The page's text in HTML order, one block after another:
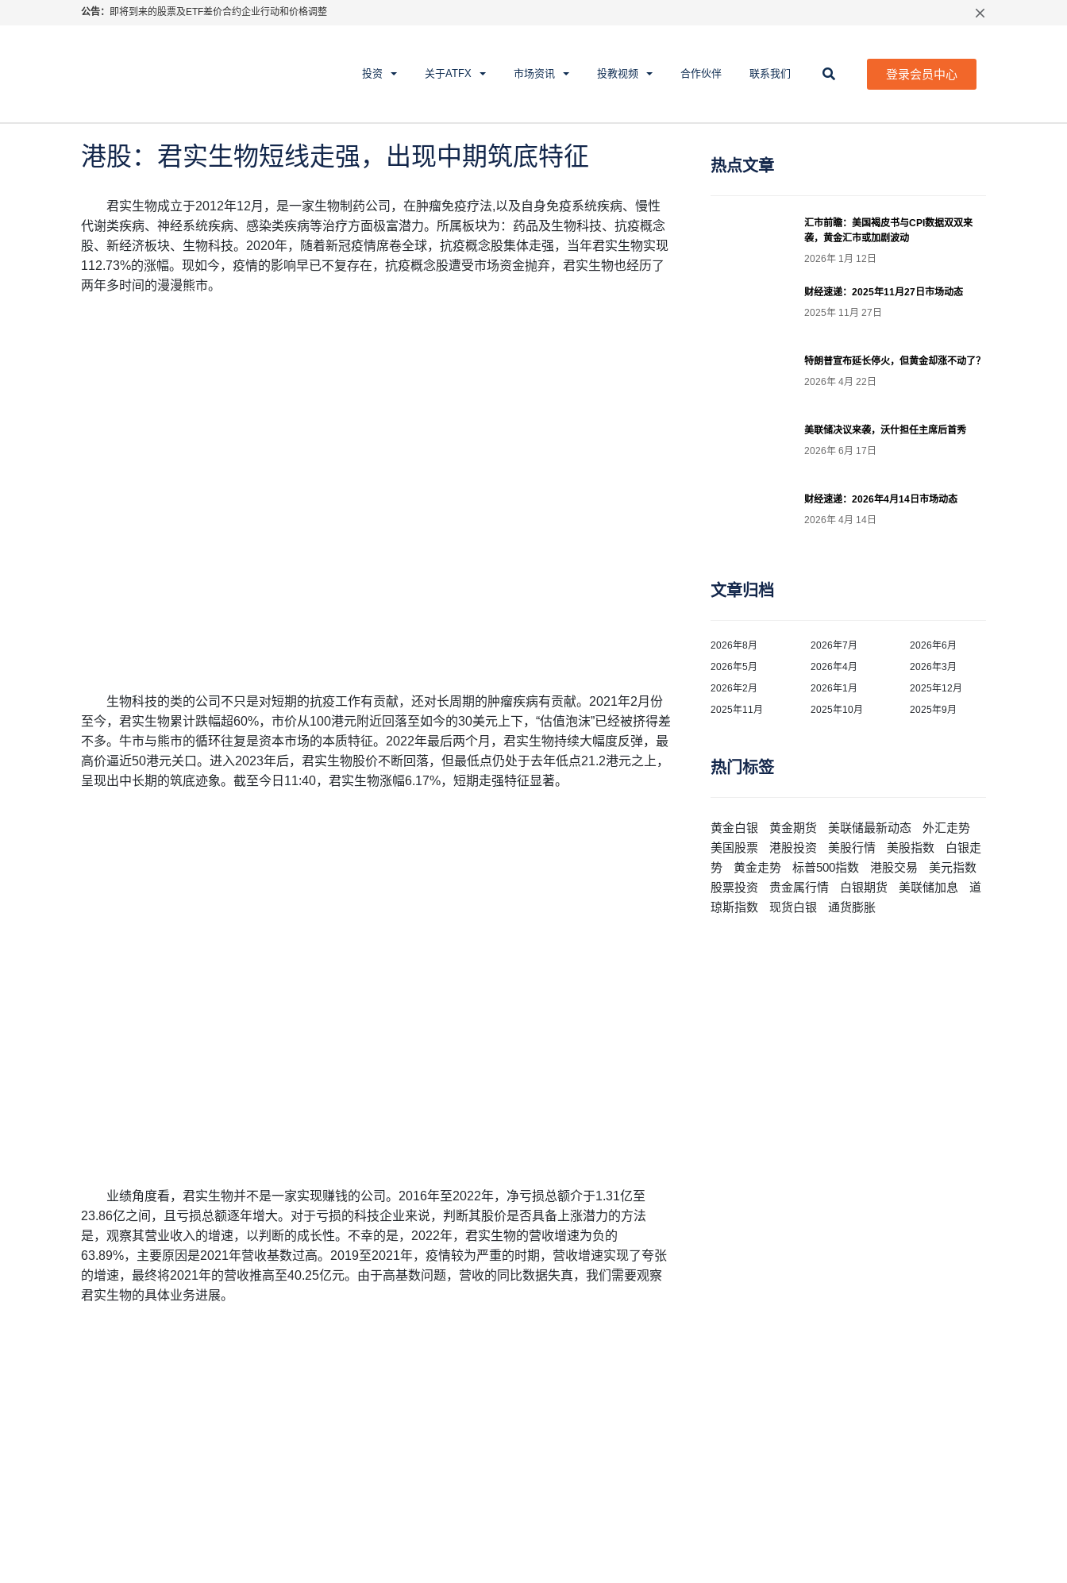
公告： 即将到来的股票及ETF差价合约企业行动和价格调整
投资 关于ATFX 市场资讯 投教视频 合作伙伴 联系我们 登录会员中心
港股：君实生物短线走强，出现中期筑底特征
君实生物成立于2012年12月，是一家生物制药公司，在肿瘤免疫疗法,以及自身免疫系统疾病、慢性
代谢类疾病、神经系统疾病、感染类疾病等治疗方面极富潜力。所属板块为：药品及生物科技、抗疫概念
股、新经济板块、生物科技。2020年，随着新冠疫情席卷全球，抗疫概念股集体走强，当年君实生物实现
112.73%的涨幅。现如今，疫情的影响早已不复存在，抗疫概念股遭受市场资金抛弃，君实生物也经历了
两年多时间的漫漫熊市。
生物科技的类的公司不只是对短期的抗疫工作有贡献，还对长周期的肿瘤疾病有贡献。2021年2月份
至今，君实生物累计跌幅超60%，市价从100港元附近回落至如今的30美元上下，“估值泡沫”已经被挤得差
不多。牛市与熊市的循环往复是资本市场的本质特征。2022年最后两个月，君实生物持续大幅度反弹，最
高价逼近50港元关口。进入2023年后，君实生物股价不断回落，但最低点仍处于去年低点21.2港元之上，
呈现出中长期的筑底迹象。截至今日11:40，君实生物涨幅6.17%，短期走强特征显著。
业绩角度看，君实生物并不是一家实现赚钱的公司。2016年至2022年，净亏损总额介于1.31亿至
23.86亿之间，且亏损总额逐年增大。对于亏损的科技企业来说，判断其股价是否具备上涨潜力的方法
是，观察其营业收入的增速，以判断的成长性。不幸的是，2022年，君实生物的营收增速为负的
63.89%，主要原因是2021年营收基数过高。2019至2021年，疫情较为严重的时期，营收增速实现了夸张
的增速，最终将2021年的营收推高至40.25亿元。由于高基数问题，营收的同比数据失真，我们需要观察
君实生物的具体业务进展。
热点文章
汇市前瞻：美国褐皮书与CPI数据双双来
袭，黄金汇市或加剧波动
2026年 1月 12日
财经速递：2025年11月27日市场动态
2025年 11月 27日
特朗普宣布延长停火，但黄金却涨不动了？
2026年 4月 22日
美联储决议来袭，沃什担任主席后首秀
2026年 6月 17日
财经速递：2026年4月14日市场动态
2026年 4月 14日
文章归档
2026年8月 2026年7月
2026年6月
2026年5月
2026年4月
2026年3月
2026年2月
2026年1月
2025年12月
2025年11月
2025年10月 2025年9月
热门标签
黄金白银 黄金期货 美联储最新动态
外汇走势
美国股票
港股投资 美股行情 美股指数
白银走
势
黄金走势 标普500指数 港股交易
美元指数
股票投资
贵金属行情 白银期货 美联储加息
道
琼斯指数
现货白银 通货膨胀